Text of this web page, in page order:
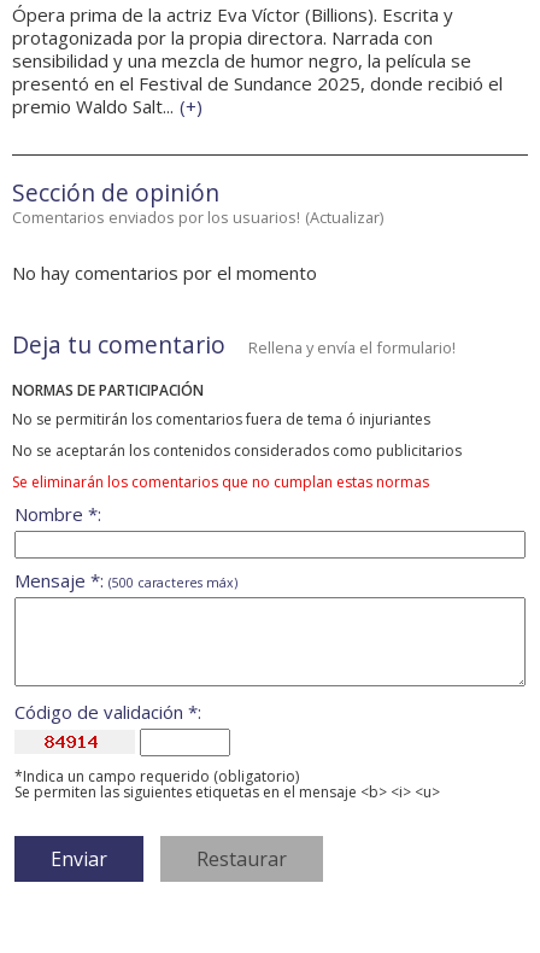
Ópera prima de la actriz Eva Víctor (Billions). Escrita y
protagonizada por la propia directora. Narrada con
sensibilidad y una mezcla de humor negro, la película se
presentó en el Festival de Sundance 2025, donde recibió el
premio Waldo Salt... (+)
Sección de opinión
Comentarios enviados por los usuarios! (Actualizar)
No hay comentarios por el momento
Deja tu comentario Rellena y envía el formulario!
NORMAS DE PARTICIPACIÓN
No se permitirán los comentarios fuera de tema ó injuriantes
No se aceptarán los contenidos considerados como publicitarios
Se eliminarán los comentarios que no cumplan estas normas
Nombre *:
Mensaje *: (500 caracteres máx)
Código de validación *:
*Indica un campo requerido (obligatorio)
Se permiten las siguientes etiquetas en el mensaje <b> <i> <u>